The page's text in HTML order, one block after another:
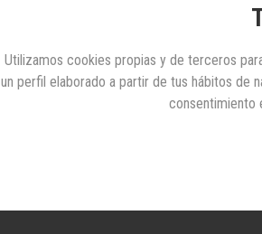
Utilizamos cookies propias y de terceros
un perfil elaborado a partir de tus hábitos de
consentimiento